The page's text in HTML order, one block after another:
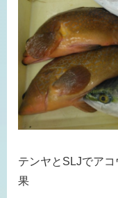
テンヤとSLJでア
果